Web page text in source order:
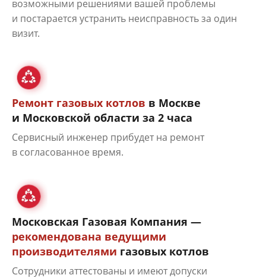
возможными решениями вашей проблемы
и постарается устранить неисправность за один
визит.
Ремонт газовых котлов в Москве
и Московской области за 2 часа
Сервисный инженер прибудет на ремонт
в согласованное время.
Московская Газовая Компания —
рекомендована ведущими
производителями газовых котлов
Сотрудники аттестованы и имеют допуски